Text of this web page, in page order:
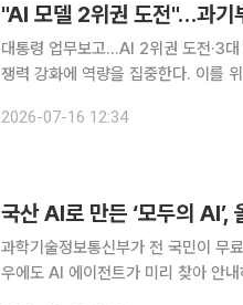
"AI 모델 2위권 도전"…과기
대통령 업무보고…AI 2위권 도전·3대 메가프로젝트 추진 과학
쟁력 강화에 역량을 집중한다. 이를
와대에서 열린 대통령 업무보고에서 "
2026-07-16 12:34
과학기술정보통신부가 전 국민이 무
우에도 AI 에이전트가 미리 찾아 안내하고, 신청